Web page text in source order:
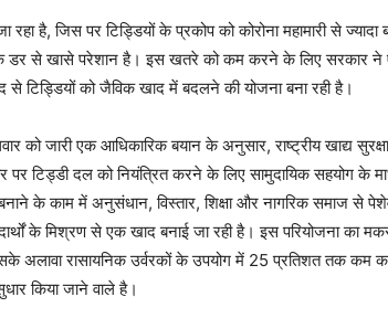
रहा है, जिस पर टिड्डियों के प्रकोप को कोरोना महामारी से ज्यादा
के डर से खासे परेशान है। इस खतरे को कम करने के लिए सरकार ने
टिड्डियों को जैविक खाद में बदलने की योजना बना रही है।
को जारी एक आधिकारिक बयान के अनुसार, राष्ट्रीय खाद्य
पर टिड्डी दल को नियंत्रित करने के लिए सामुदायिक सहयोग के
के काम में अनुसंधान, विस्तार, शिक्षा और नागरिक समाज से
के मिश्रण से एक खाद बनाई जा रही है। इस परियोजना का
अलावा रासायनिक उर्वरकों के उपयोग में 25 प्रतिशत तक कम
किया जाने वाले है।